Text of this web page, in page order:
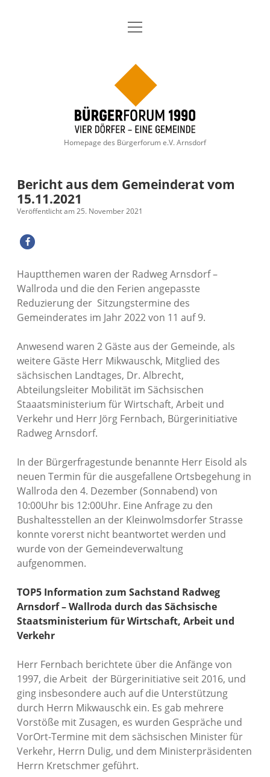
Aktuelles
Geschichte
Mitglieder-Anmeldung
Satzung
Themen Dropdown-
Thema: Arnsdorfer Dorfgespräche
Gewerbegebiet Arnsdorf/ Radeberg 2023
Termine
Wahlen Dropdown-
Landkreis Bautzen Landratswahl 2022
facebook
instagram
Menü
Bürgerforum
Homepage des Bürgerforum e.V. Arnsdorf
Bericht aus dem Gemeinderat vom
15.11.2021
Veröffentlicht am 25. November 2021
Hauptthemen waren der Radweg Arnsdorf –
Wallroda und die den Ferien angepasste
Reduzierung der Sitzungstermine des
Gemeinderates im Jahr 2022 von 11 auf 9.
Anwesend waren 2 Gäste aus der Gemeinde, als
weitere Gäste Herr Mikwauschk, Mitglied des
sächsischen Landtages, Dr. Albrecht,
Abteilungsleiter Mobilität im Sächsischen
Staaatsministerium für Wirtschaft, Arbeit und
Verkehr und Herr Jörg Fernbach, Bürgerinitiative
Radweg Arnsdorf.
In der Bürgerfragestunde benannte Herr Eisold als
neuen Termin für die ausgefallene Ortsbegehung in
Wallroda den 4. Dezember (Sonnabend) von
10:00Uhr bis 12:00Uhr. Eine Anfrage zu den
Bushaltesstellen an der Kleinwolmsdorfer Strasse
konnte vorerst nicht beantwortet werden und
wurde von der Gemeindeverwaltung
aufgenommen.
TOP5 Information zum Sachstand Radweg
Arnsdorf – Wallroda durch das Sächsische
Staatsministerium für Wirtschaft, Arbeit und
Verkehr
Herr Fernbach berichtete über die Anfänge von
1997, die Arbeit der Bürgerinitiative seit 2016, und
ging insbesondere auch auf die Unterstützung
durch Herrn Mikwauschk ein. Es gab mehrere
Vorstöße mit Zusagen, es wurden Gespräche und
VorOrt-Termine mit dem sächsischen Minister für
Verkehr, Herrn Dulig, und dem Ministerpräsidenten
Herrn Kretschmer geführt.